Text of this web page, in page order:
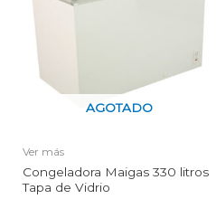
AGOTADO
Ver más
Congeladora Maigas 330 litros
Tapa de Vidrio